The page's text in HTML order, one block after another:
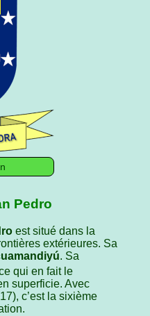
Pedro
est situé dans la
extérieures. Sa
. Sa
qui en fait le
superficie. Avec
c’est la sixième